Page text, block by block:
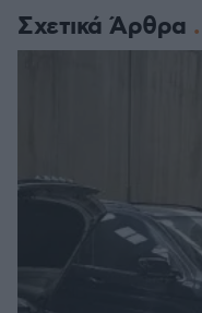
Σχετικά Άρθρα